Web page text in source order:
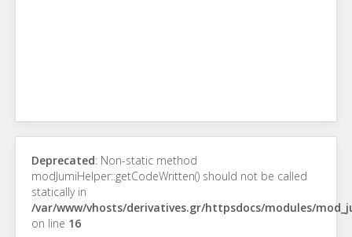
Deprecated: Non-static method
modJumiHelper::getCodeWritten() should not be called
statically in
/var/www/vhosts/derivatives.gr/httpsdocs/modules/
on line 16